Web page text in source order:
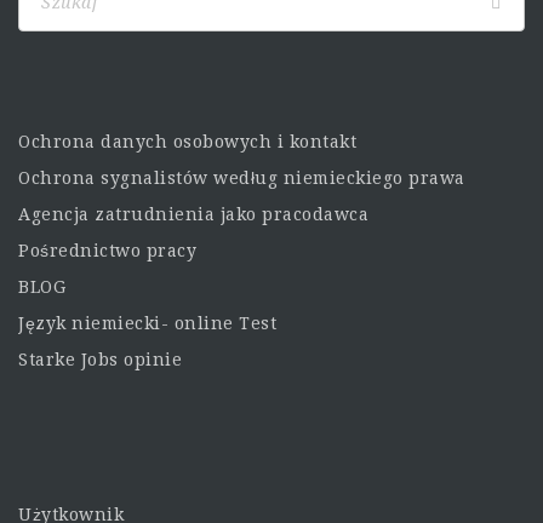
Ochrona danych osobowych i kontakt
Ochrona sygnalistów według niemieckiego prawa
Agencja zatrudnienia jako pracodawca
Pośrednictwo pracy
BLOG
Język niemiecki- online Test
Starke Jobs opinie
Użytkownik